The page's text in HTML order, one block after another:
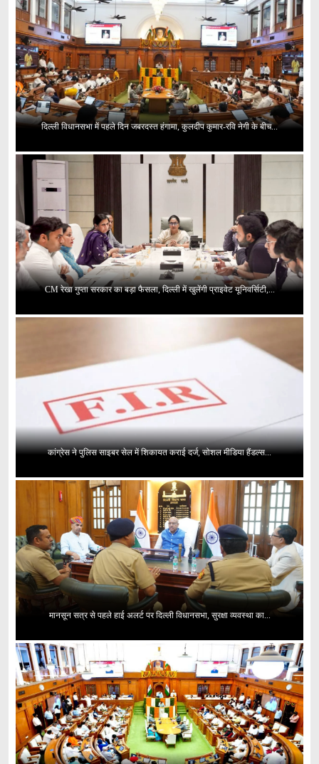
दिल्ली विधानसभा में पहले दिन जबरदस्त हंगामा, कुलदीप कुमार-रवि नेगी के बीच...
CM रेखा गुप्ता सरकार का बड़ा फैसला, दिल्ली में खुलेंगी प्राइवेट यूनिवर्सिटी,...
कांग्रेस ने पुलिस साइबर सेल में शिकायत कराई दर्ज, सोशल मीडिया हैंडल्स...
मानसून सत्र से पहले हाई अलर्ट पर दिल्ली विधानसभा, सुरक्षा व्यवस्था का...